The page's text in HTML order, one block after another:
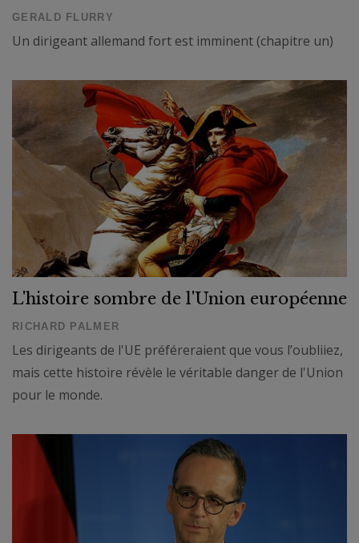
GERALD FLURRY
Un dirigeant allemand fort est imminent (chapitre un)
L'histoire sombre de l'Union européenne
RICHARD PALMER
Les dirigeants de l'UE préféreraient que vous l’oubliiez,
mais cette histoire révèle le véritable danger de l'Union
pour le monde.